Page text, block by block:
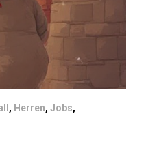
, Herren, Jobs,